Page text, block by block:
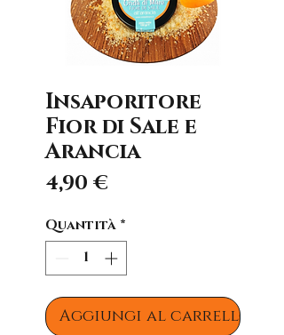
Insaporitore
Fior di Sale e
Arancia
4,90 €
Quantità *
Aggiungi al carrello